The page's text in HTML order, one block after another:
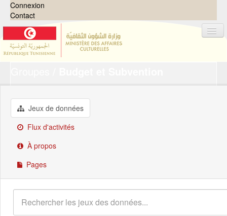
Connexion
Contact
Groupes
Demandes
À propos
Jeux de données
Flux d'activités
À propos
Pages